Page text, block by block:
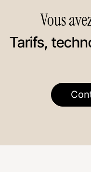
Vous
Tarifs,